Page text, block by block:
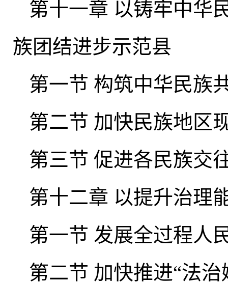
第十一章 以铸牢中华
族团结进步示范县
第一节 构筑中华民族
第二节 加快民族地区
第三节 促进各民族交
第十二章 以提升治理
第一节 发展全过程人
第二节 加快推进“法治